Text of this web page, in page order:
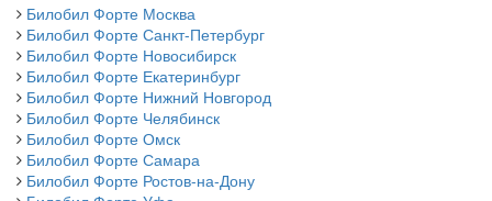
Билобил Форте Москва
Билобил Форте Санкт-Петербург
Билобил Форте Новосибирск
Билобил Форте Екатеринбург
Билобил Форте Нижний Новгород
Билобил Форте Челябинск
Билобил Форте Омск
Билобил Форте Самара
Билобил Форте Ростов-на-Дону